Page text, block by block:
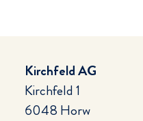
Kirchfeld AG
Kirchfeld 1
6048 Horw